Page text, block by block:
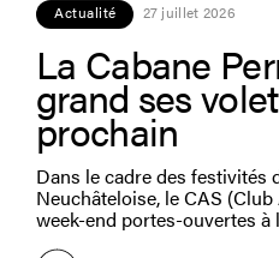
Actualité 27 juillet 2026
La Cabane
grand ses
prochain
Dans le cadre des festivités
Neuchâteloise, le CAS
week-end portes-ouvertes à